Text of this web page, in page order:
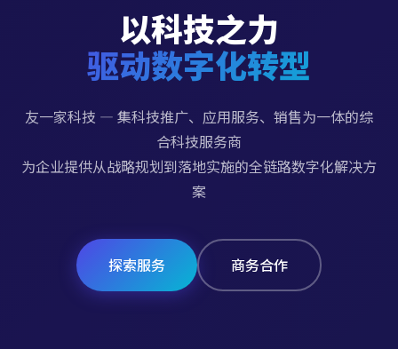
以科技之力
驱动数字化转型
友一家科技 — 集科技推广、应用服务、销售为一体的综
合科技服务商
为企业提供从战略规划到落地实施的全链路数字化解决方
案
探索服务 商务合作